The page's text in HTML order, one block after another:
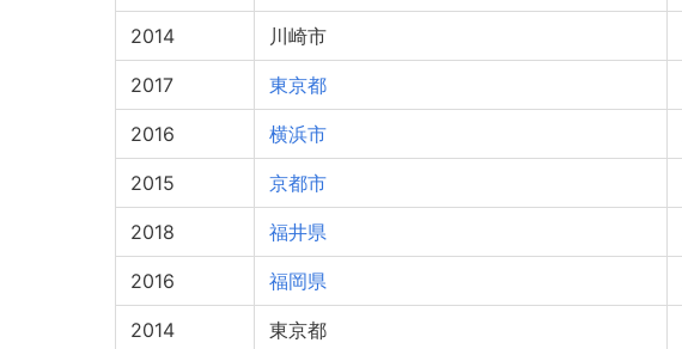
2014 川崎市
2017 東京都
2016 横浜市
2015 京都市
2018 福井県
2016 福岡県
2014 東京都